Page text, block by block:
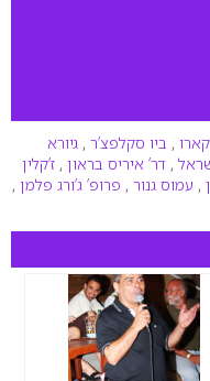
, ביו סקלפצ’ר , גיורא
, דר’ איריס בראון , ז’קלין
, עמוס גנור , פרופ’ ג’ורג פלמן ,